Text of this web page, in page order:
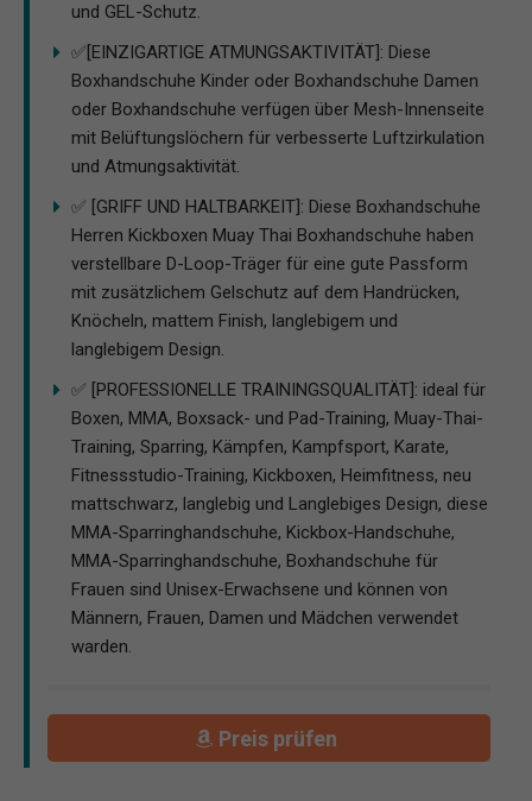
und GEL-Schutz.
✅[EINZIGARTIGE ATMUNGSAKTIVITÄT]: Diese
Boxhandschuhe Kinder oder Boxhandschuhe Damen
oder Boxhandschuhe verfügen über Mesh-Innenseite
mit Belüftungslöchern für verbesserte Luftzirkulation
und Atmungsaktivität.
✅ [GRIFF UND HALTBARKEIT]: Diese Boxhandschuhe
Herren Kickboxen Muay Thai Boxhandschuhe haben
verstellbare D-Loop-Träger für eine gute Passform
mit zusätzlichem Gelschutz auf dem Handrücken,
Knöcheln, mattem Finish, langlebigem und
langlebigem Design.
✅ [PROFESSIONELLE TRAININGSQUALITÄT]: ideal für
Boxen, MMA, Boxsack- und Pad-Training, Muay-Thai-
Training, Sparring, Kämpfen, Kampfsport, Karate,
Fitnessstudio-Training, Kickboxen, Heimfitness, neu
mattschwarz, langlebig und Langlebiges Design, diese
MMA-Sparringhandschuhe, Kickbox-Handschuhe,
MMA-Sparringhandschuhe, Boxhandschuhe für
Frauen sind Unisex-Erwachsene und können von
Männern, Frauen, Damen und Mädchen verwendet
warden.
Preis prüfen